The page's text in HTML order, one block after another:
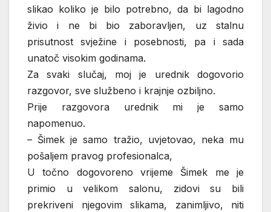
slikao koliko je bilo potrebno, da bi lagodno
živio i ne bi bio zaboravljen, uz stalnu
prisutnost svježine i posebnosti, pa i sada
unatoč visokim godinama.
Za svaki slučaj, moj je urednik dogovorio
razgovor, sve službeno i krajnje ozbiljno.
Prije razgovora urednik mi je samo
napomenuo.
– Šimek je samo tražio, uvjetovao, neka mu
pošaljem pravog profesionalca,
U točno dogovoreno vrijeme Šimek me je
primio u velikom salonu, zidovi su bili
prekriveni njegovim slikama, zanimljivo, niti